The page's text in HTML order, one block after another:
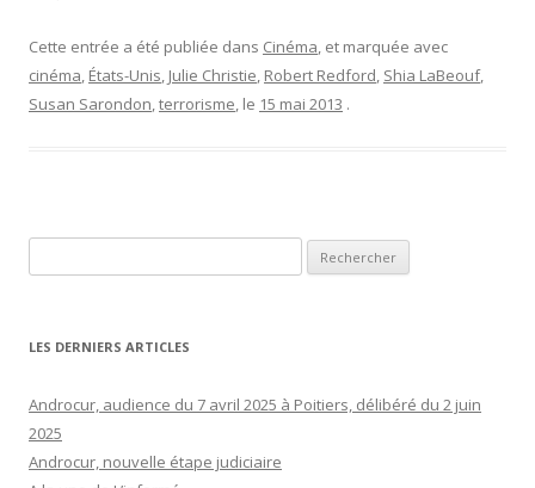
Cette entrée a été publiée dans Cinéma, et marquée avec
cinéma, États-Unis, Julie Christie, Robert Redford, Shia LaBeouf,
Susan Sarondon,terrorisme, le 15 mai 2013 .
LES DERNIERS ARTICLES
Androcur, audience du 7 avril 2025 à Poitiers, délibéré du 2 juin
2025
Androcur, nouvelle étape judiciaire